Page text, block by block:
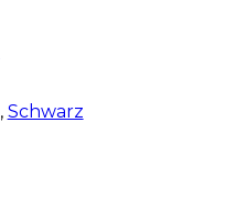
, Schwarz